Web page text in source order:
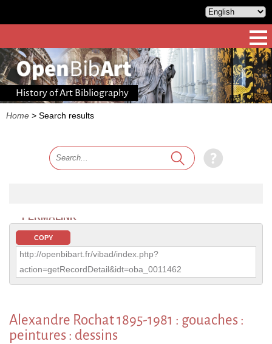
History of Art Bibliography
Home > Search results
PERMALINK
COPY
http://openbibart.fr/vibad/index.php?
action=getRecordDetail&idt=oba_0011462
Alexandre Rochat 1895-1981 : gouaches :
peintures : dessins